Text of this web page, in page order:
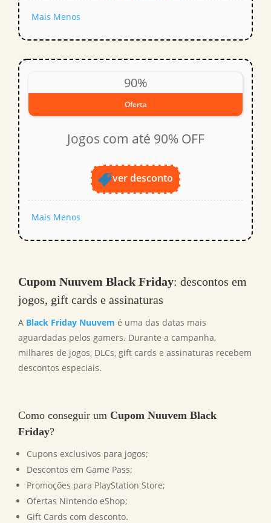
Mais Menos
90%
Oferta
Jogos com até 90% OFF
ver desconto
Mais Menos
Cupom Nuuvem Black Friday: descontos em
jogos, gift cards e assinaturas
A Black Friday Nuuvem é uma das datas mais
aguardadas pelos gamers. Durante a campanha,
milhares de jogos, DLCs, gift cards e assinaturas recebem
descontos especiais.
Como conseguir um Cupom Nuuvem Black
Friday?
Cupons exclusivos para jogos;
Descontos em Game Pass;
Promoções para PlayStation Store;
Ofertas Nintendo eShop;
Gift Cards com desconto.